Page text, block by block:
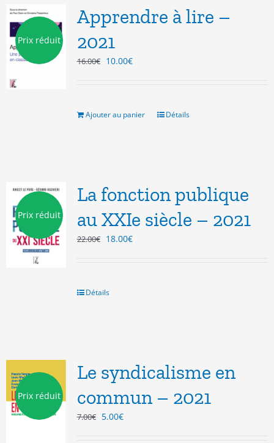
Prix réduit
Apprendre à lire –
2021
16.00€ Le
16.00€.
10.00€Le
10.00€.
Ajouter au panier Détails
Prix réduit
La fonction publique
au XXIe siècle – 2021
22.00€ Le
22.00€.
18.00€Le
Détails
Prix réduit
Le syndicalisme en
commun – 2021
7.00€ Le
5.00€Le